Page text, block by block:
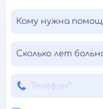
Кому нужна
Сколько лет